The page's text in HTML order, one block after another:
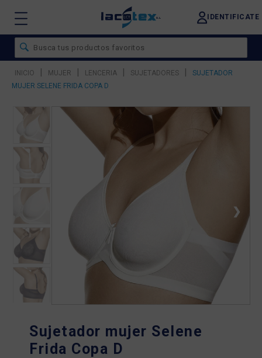
IDENTIFICATE
INICIO | MUJER | LENCERIA | SUJETADORES |
SUJETADOR
MUJER SELENE FRIDA COPA D
❯
Sujetador mujer Selene
Frida Copa D